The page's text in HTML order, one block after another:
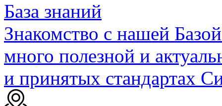
База знаний
Знакомство с нашей
много полезной и
и принятых стандартах